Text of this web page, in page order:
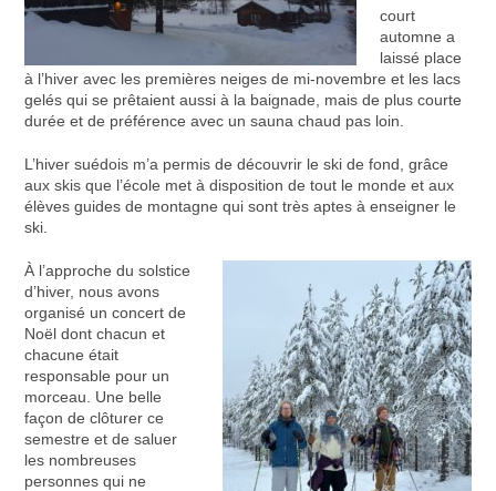
court
automne a
laissé place
à l’hiver avec les premières neiges de mi-novembre et les lacs
gelés qui se prêtaient aussi à la baignade, mais de plus courte
durée et de préférence avec un sauna chaud pas loin.
L’hiver suédois m’a permis de découvrir le ski de fond, grâce
aux skis que l’école met à disposition de tout le monde et aux
élèves guides de montagne qui sont très aptes à enseigner le
ski.
À l’approche du solstice
d’hiver, nous avons
organisé un concert de
Noël dont chacun et
chacune était
responsable pour un
morceau. Une belle
façon de clôturer ce
semestre et de saluer
les nombreuses
personnes qui ne